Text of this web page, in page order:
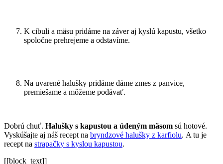
K cibuli a mäsu pridáme na záver aj kyslú kapustu, všetko
spoločne prehrejeme a odstavíme.
Na uvarené halušky pridáme dáme zmes z panvice,
premiešame a môžeme podávať.
Dobrú chuť. Halušky s kapustou a údeným mäsom sú hotové.
Vyskúšajte aj náš recept na bryndzové halušky z karfiolu. A tu je
recept na strapačky s kyslou kapustou.
[[block_text]]